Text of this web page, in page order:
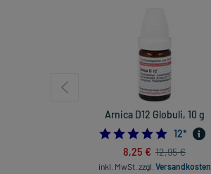
Arnica D12 Globuli, 10 g
5.0
12*
8,25 € 12,95 €
inkl. MwSt. zzgl. Versandkosten